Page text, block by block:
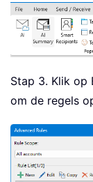
Stap 3. Klik op
om de regels